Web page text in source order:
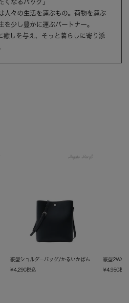
くなるバッグ」
人々の生活を運ぶもの。荷物を運ぶ
を少し豊かに運ぶパートナー。
癒しを与え、そっと暮らしに寄り添
縦型ショルダーバッグ/かるいかばん
¥4,290税込
縦型2WAY
¥4,950税込